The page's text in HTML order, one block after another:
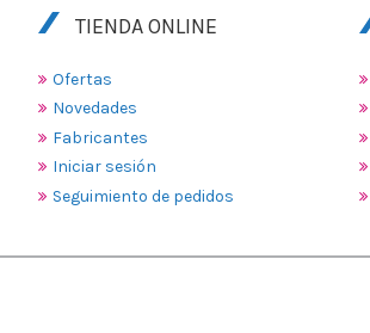
TIENDA ONLINE
Ofertas
Novedades
Fabricantes
Iniciar sesión
Seguimiento de pedidos